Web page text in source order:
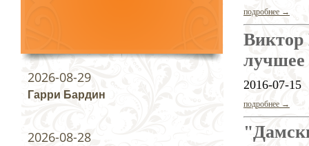
подробнее →
лучшее
2016-07-15
подробнее →
2026-08-29
Гарри Бардин
2026-08-28